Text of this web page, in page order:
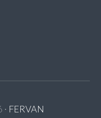
⋅ FERVAN